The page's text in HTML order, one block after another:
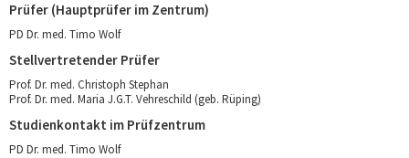
Prüfer (Hauptprüfer im Zentrum)
PD Dr. med. Timo Wolf
Stellvertretender Prüfer
Prof. Dr. med. Christoph Stephan
Prof. Dr. med. Maria J.G.T. Vehreschild (geb. Rüping)
Studienkontakt im Prüfzentrum
PD Dr. med. Timo Wolf